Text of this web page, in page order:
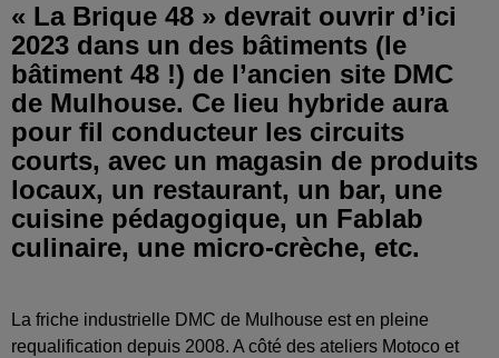
« La Brique 48 » devrait ouvrir d’ici
2023 dans un des bâtiments (le
bâtiment 48 !) de l’ancien site DMC
de Mulhouse. Ce lieu hybride aura
pour fil conducteur les circuits
courts, avec un magasin de produits
locaux, un restaurant, un bar, une
cuisine pédagogique, un Fablab
culinaire, une micro-crèche, etc.
La friche industrielle DMC de Mulhouse est en pleine
requalification depuis 2008. A côté des ateliers Motoco et